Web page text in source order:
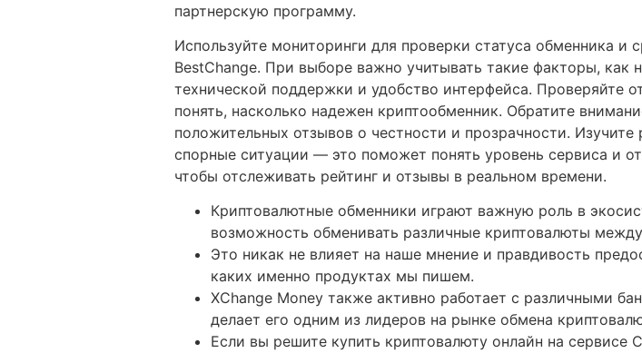
партнерскую программу.
Используйте мониторинги для проверки статуса обменника
BestChange. При выборе важно учитывать такие факторы,
технической поддержки и удобство интерфейса. Проверяйте
понять, насколько надежен криптообменник. Обратите
положительных отзывов о честности и прозрачности.
спорные ситуации — это поможет понять уровень сервиса и
чтобы отслеживать рейтинг и отзывы в реальном времени.
Криптовалютные обменники играют важную роль в
возможность обменивать различные криптовалюты
Это никак не влияет на наше мнение и правдивость
каких именно продуктах мы пишем.
XChange Money также активно работает с различными
делает его одним из лидеров на рынке обмена
Если вы решите купить криптовалюту онлайн на сервисе